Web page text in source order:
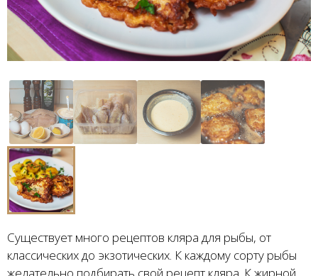
Существует много рецептов кляра для рыбы, от
классических до экзотических. К каждому сорту рыбы